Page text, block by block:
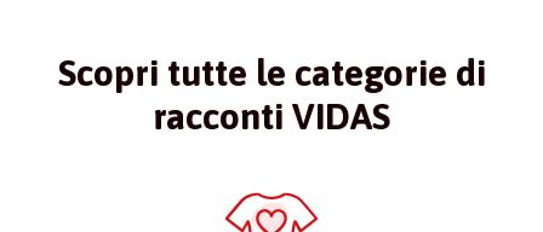
Scopri tutte le categorie di
racconti VIDAS